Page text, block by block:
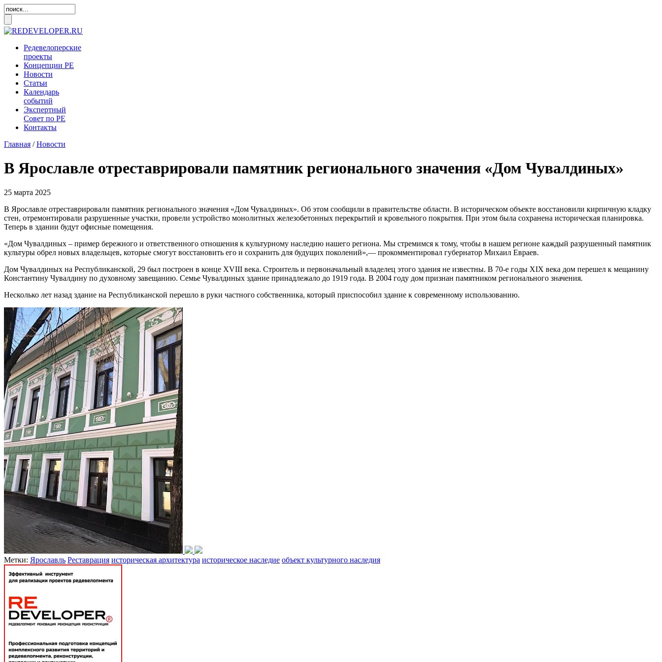
Редевелоперские
проекты
Концепции РЕ
Новости
Статьи
Календарь
событий
Экспертный
Совет по РЕ
Контакты
Главная /Новости
В Ярославле отреставрировали памятник регионального значения «Дом Чувалдиных»
25 марта 2025
В Ярославле отреставрировали памятник регионального значения «Дом Чувалдиных». Об этом сообщили в правительстве области. В историческом объекте восстановили кирпичную кладку
стен, отремонтировали разрушенные участки, провели устройство монолитных железобетонных перекрытий и кровельного покрытия. При этом была сохранена историческая планировка.
Теперь в здании будут офисные помещения.
«Дом Чувалдиных – пример бережного и ответственного отношения к культурному наследию нашего региона. Мы стремимся к тому, чтобы в нашем регионе каждый разрушенный памятник
культуры обрел новых владельцев, которые смогут восстановить его и сохранить для будущих поколений»,— прокомментировал губернатор Михаил Евраев.
Дом Чувалдиных на Республиканской, 29 был построен в конце XVIII века. Строитель и первоначальный владелец этого здания не известны. В 70-е годы XIX века дом перешел к мещанину
Константину Чувалдину по духовному завещанию. Семье Чувалдиных здание принадлежало до 1919 года. В 2004 году дом признан памятником регионального значения.
Несколько лет назад здание на Республиканской перешло в руки частного собственника, который приспособил здание к современному использованию.
Метки: Ярославль Реставрация историческая архитектура историческое наследие объект культурного наследия